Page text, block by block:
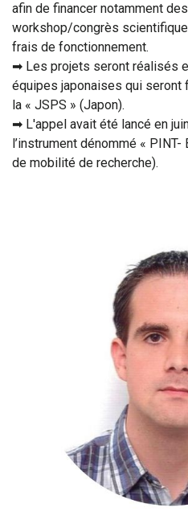
afin de financer notamment
workshop/congrès
frais de fonctionnement.
➡ Les projets seront réalisés
équipes japonaises qui seront
la « JSPS » (Japon).
➡ L'appel avait été lancé en
l’instrument dénommé «
de mobilité de recherche).